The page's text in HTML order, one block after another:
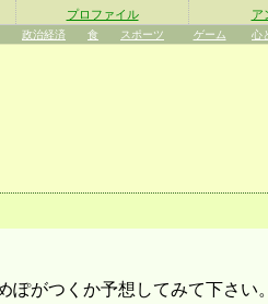
プロファイル ア
政治経済 食 スポーツ ゲーム 心
ぽがつくか予想してみて下さい。